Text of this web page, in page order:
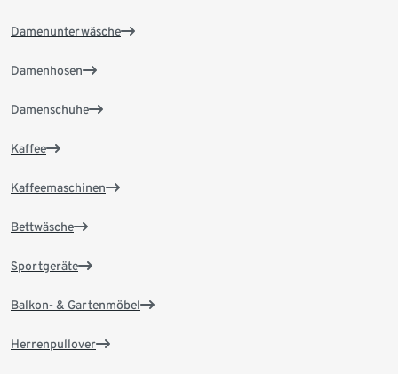
Damenunterwäsche
Damenhosen
Damenschuhe
Kaffee
Kaffeemaschinen
Bettwäsche
Sportgeräte
Balkon- & Gartenmöbel
Herrenpullover